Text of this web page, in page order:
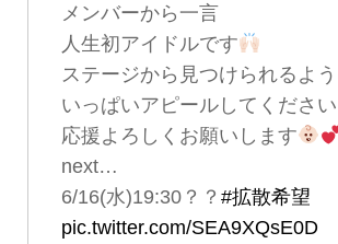
メンバーから一言
人生初アイドルです
ステージから見つけられるよ
いっぱいアピールしてくださ
応援よろしくお願いします
next…
6/16(水)19:30？？ #拡散希望
pic.twitter.com/SEA9XQsE0D